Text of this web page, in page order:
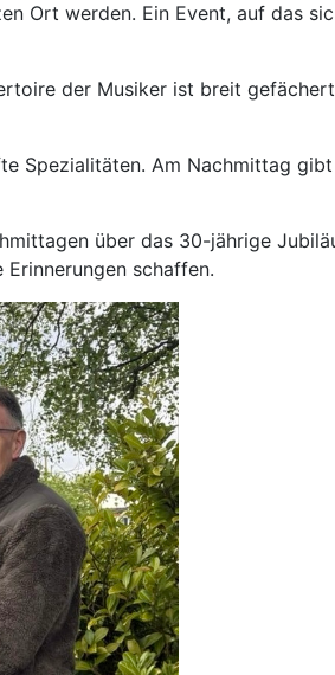
Ort werden. Ein Event, auf das
der Musiker ist breit
Spezialitäten. Am Nachmittag
über das 30-jährige
schaffen.